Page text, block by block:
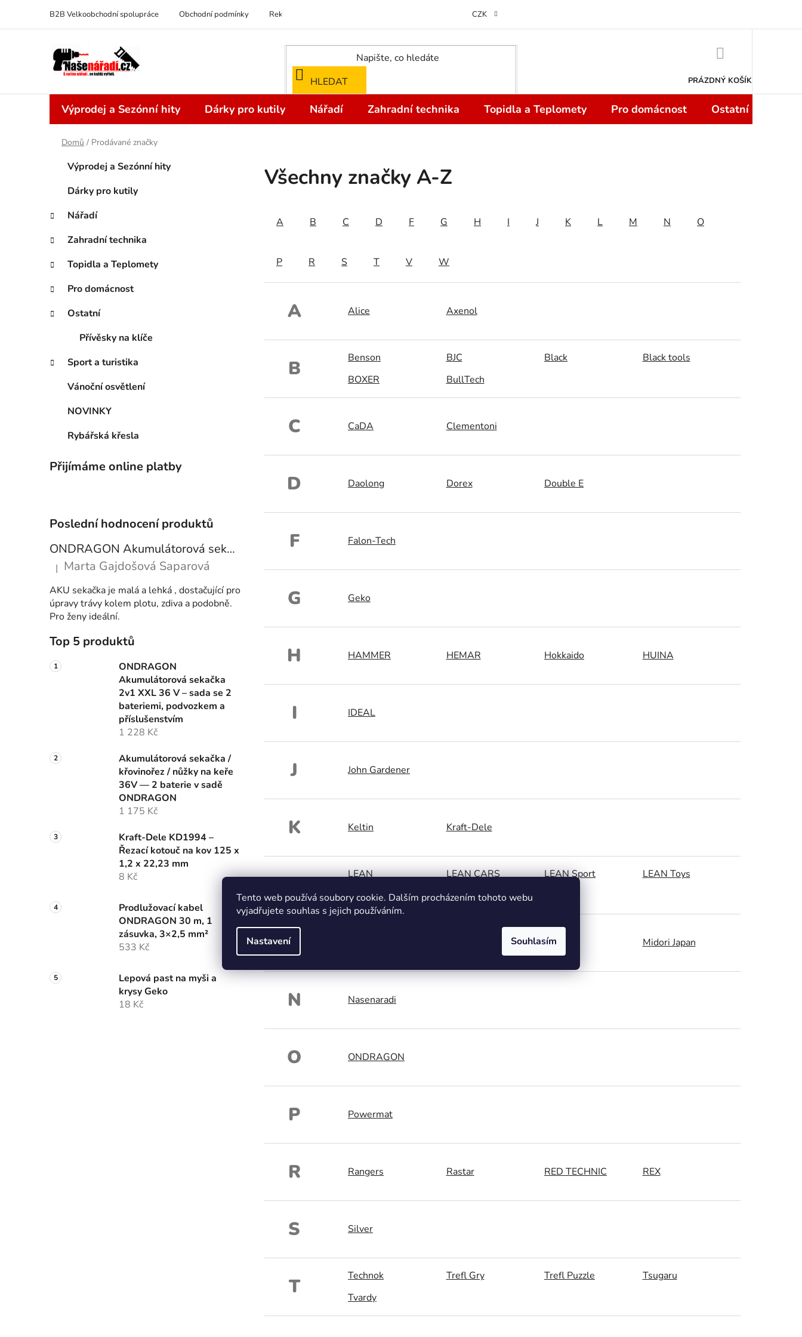
Tento web používá soubory cookie. Dalším procházením tohoto webu
vyjadřujete souhlas s jejich používáním.
Nastavení Souhlasím
obsah
B2B Velkoobchodní spolupráce Obchodní podmínky Reklamace Odstoupení od kupní smlouvy do 14 dní
CZK
HLEDAT PRÁZDNÝ KOŠÍK
Výprodej a Sezónní hity Dárky pro kutily Nářadí Zahradní technika Topidla a Teplomety Pro domácnost Ostatní
Domů / Prodávané značky
t
r
a
n
í
a
l
Přeskočit
kategorie
g
r
e
Výprodej a Sezónní hity
Dárky pro kutily
Nářadí
Zahradní technika
Topidla a Teplomety
Pro domácnost
Ostatní
Přívěsky na klíče
Sport a turistika
Vánoční osvětlení
NOVINKY
Rybářská křesla
Přijímáme online platby
Poslední hodnocení produktů
ONDRAGON Akumulátorová sekačka 2v1 XXL 36 V – sada se 2 bateriemi, podvozkem a příslušenstvím
Hodnocení produktu je 5 z 5 hvězdiček.
| Marta Gajdošová Saparová
AKU sekačka je malá a lehká , dostačující pro
úpravy trávy kolem plotu, zdiva a podobně.
Pro ženy ideální.
Top 5 produktů
ONDRAGON
Akumulátorová sekačka
2v1 XXL 36 V – sada se 2
bateriemi, podvozkem a
příslušenstvím
1 228 Kč
Akumulátorová sekačka /
křovinořez / nůžky na keře
36V — 2 baterie v sadě
ONDRAGON
1 175 Kč
Kraft-Dele KD1994 –
Řezací kotouč na kov 125 x
1,2 x 22,23 mm
8 Kč
Prodlužovací kabel
ONDRAGON 30 m, 1
zásuvka, 3×2,5 mm²
533 Kč
Lepová past na myši a
krysy Geko
18 Kč
Všechny značky A-Z
A B C D F G H I J K L M N O
P R S T V W
A Alice Axenol
B Benson BJC Black
Black tools
BOXER
BullTech
C CaDA Clementoni
D Daolong Dorex Double E
F Falon-Tech
G Geko
H HAMMER HEMAR Hokkaido HUINA
I IDEAL
J John Gardener
K Keltin Kraft-Dele
L LEAN LEAN CARS LEAN Sport
LEAN Toys
LEGO
LEO TOOLS
M Meister Midori Japan
N Nasenaradi
O ONDRAGON
P Powermat
R Rangers Rastar RED TECHNIC REX
S Silver
T Technok Trefl Gry Trefl Puzzle
Tsugaru
Tvardy